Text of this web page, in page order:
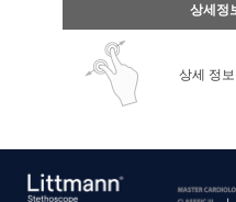
상세정
상세 정